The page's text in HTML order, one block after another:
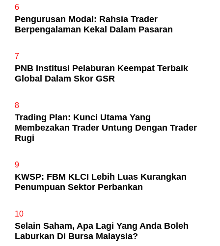
6
Pengurusan Modal: Rahsia Trader
Berpengalaman Kekal Dalam Pasaran
7
PNB Institusi Pelaburan Keempat Terbaik
Global Dalam Skor GSR
8
Trading Plan: Kunci Utama Yang
Membezakan Trader Untung Dengan Trader
Rugi
9
KWSP: FBM KLCI Lebih Luas Kurangkan
Penumpuan Sektor Perbankan
10
Selain Saham, Apa Lagi Yang Anda Boleh
Laburkan Di Bursa Malaysia?